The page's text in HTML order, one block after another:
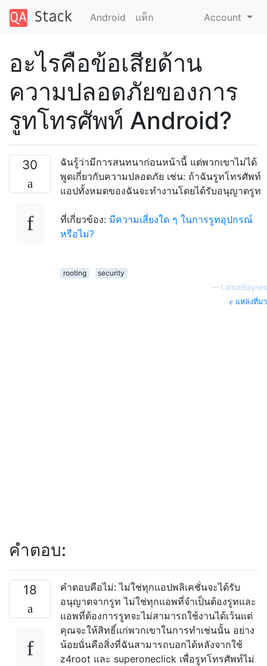
Android แท็ก Account
อะไรคือข้อเสียด้าน
ความปลอดภัยของการ
รูทโทรศัพท์ Android?
30
ฉันรู้ว่ามีการสนทนาก่อนหน้านี้ แต่พวกเขาไม่ได้
พูดเกี่ยวกับความปลอดภัย เช่น: ถ้าฉันรูทโทรศัพท์
แอปทั้งหมดของฉันจะทำงานโดยได้รับอนุญาตรูท
ที่เกี่ยวข้อง: มีความเสี่ยงใด ๆ ในการรูทอุปกรณ์
หรือไม่?
rooting
security
— LanceBaynes
แหล่งที่มา
คำตอบ:
18
คำตอบคือไม่: ไม่ใช่ทุกแอปพลิเคชั่นจะได้รับ
อนุญาตจากรูท ไม่ใช่ทุกแอพที่จำเป็นต้องรูทและ
แอพที่ต้องการรูทจะไม่สามารถใช้งานได้เว้นแต่
คุณจะให้สิทธิ์แก่พวกเขาในการทำเช่นนั้น อย่าง
น้อยนั่นคือสิ่งที่ฉันสามารถบอกได้หลังจากใช้
z4root และ superoneclick เพื่อรูทโทรศัพท์ไม่